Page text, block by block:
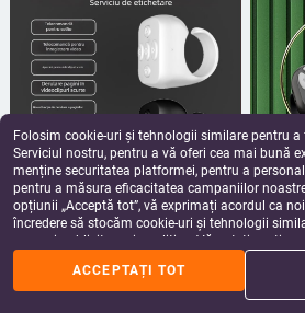
Inel Bluetooth inteligent pentru
schimbarea paginilor pe TikTok și
Douyin – control prin vârful
degetelor și aparat selfie
43.68 - 44.09Lei
add_shopping_cart
cu
zoom
Xinke
Folosim cookie-uri și tehnologii similare pentru
Serviciul nostru, pentru a vă oferi cea mai bună
menține securitatea platformei, pentru a
pentru a măsura eficacitatea campaniilor
opțiunii „Acceptă tot”, vă exprimați acordul ca
încredere să stocăm cookie-uri și tehnologii
scopuri publicitare și analitice. Vă puteți
făcând clic pe „Gestionează preferințele”. Pentru
rugăm să consultațiPolitica noastră de
ACCEPTAȚI TOT